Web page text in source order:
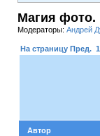
Магия фото.
Модераторы: Андрей
На страницу Пред. 1
Автор